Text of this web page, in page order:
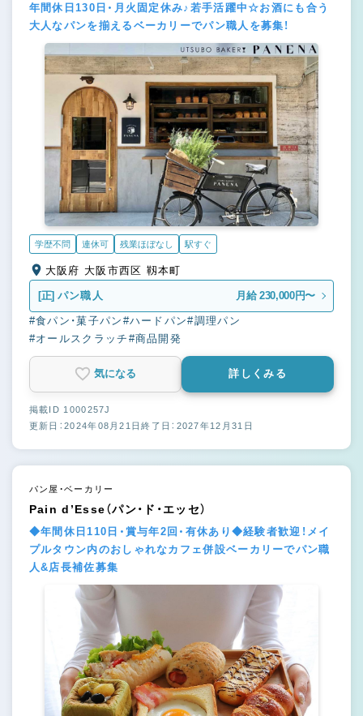
年間休日130日・月火固定休み♪若手活躍中☆お酒にも合う
大人なパンを揃えるベーカリーでパン職人を募集！
学歴不問 連休可 残業ほぼなし 駅すぐ
大阪府 大阪市西区 靱本町
[正] パン職人 月給 230,000円〜
#食パン・菓子パン #ハードパン#調理パン
#オールスクラッチ #商品開発
気になる 詳しくみる
掲載ID 1000257J
更新日：2024年08月21日終了日：2027年12月31日
パン屋・ベーカリー
Pain d’Esse（パン・ド・エッセ）
◆年間休日110日・賞与年2回・有休あり◆経験者歓迎！メイ
プルタウン内のおしゃれなカフェ併設ベーカリーでパン職
人&店長補佐募集